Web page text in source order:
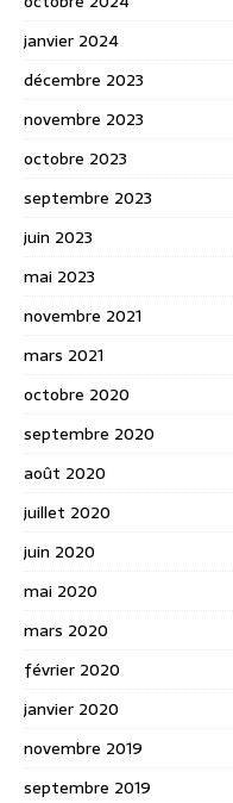
janvier 2024
décembre 2023
novembre 2023
octobre 2023
septembre 2023
juin 2023
mai 2023
novembre 2021
mars 2021
octobre 2020
septembre 2020
août 2020
juillet 2020
juin 2020
mai 2020
mars 2020
février 2020
janvier 2020
novembre 2019
septembre 2019